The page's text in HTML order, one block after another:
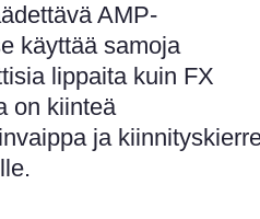
AMP-
käyttää samoja
lippaita kuin FX
on kiinteä
ja